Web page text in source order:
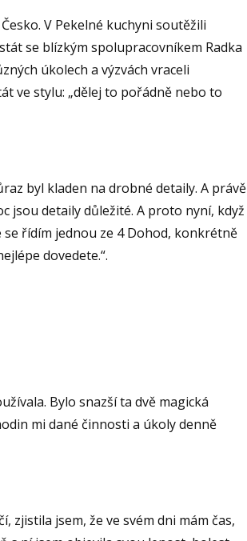
V Pekelné kuchyni soutěžili
se blízkým spolupracovníkem Radka
úkolech a výzvách vraceli
ve stylu: „dělej to pořádně nebo to
byl kladen na drobné detaily. A právě
jsou detaily důležité. A proto nyní, když
řídím jednou ze 4 Dohod, konkrétně
dovedete.“.
Bylo snazší ta dvě magická
mi dané činnosti a úkoly denně
zjistila jsem, že ve svém dni mám čas,